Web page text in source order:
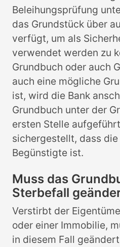
Beleihungsprüfung
das Grundstück über
verfügt, um als
verwendet werden zu
Grundbuch oder auch
auch eine mögliche
ist, wird die Bank
Grundbuch unter der
ersten Stelle
sichergestellt, dass
Begünstigte ist.
Muss das
Sterbefall
Verstirbt der
oder einer Immobilie,
in diesem Fall